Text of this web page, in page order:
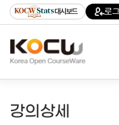
기
기
기
content)
가
대시보드 로
강의상세